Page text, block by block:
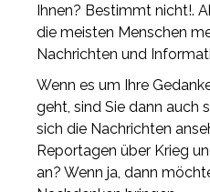
Ihnen? Bestimmt nicht!.
die meisten Menschen
Nachrichten und
Wenn es um Ihre
geht, sind Sie dann auch
sich die Nachrichten
Reportagen über Krieg
an? Wenn ja, dann